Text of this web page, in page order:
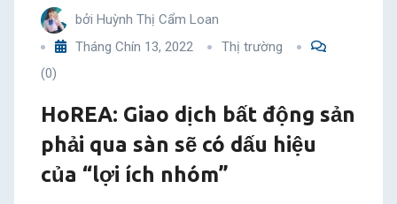
sẽ
có
dấu
hiệu
của
bởi Huỳnh Thị Cẩm Loan
Tháng Chín 13, 2022
Thị trường
(0)
HoREA: Giao dịch bất động sản
phải qua sàn sẽ có dấu hiệu
của “lợi ích nhóm”